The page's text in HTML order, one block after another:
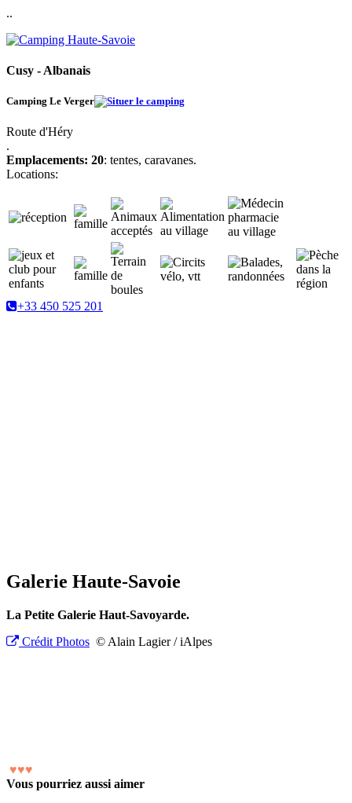
..
Cusy - Albanais
Camping Le Verger
Route d'Héry
.
Emplacements: 20: tentes, caravanes.
Locations:
+33 450 525 201
Galerie Haute-Savoie
La Petite Galerie Haut-Savoyarde.
Crédit Photos © Alain Lagier / iAlpes
♥♥♥
Vous pourriez aussi aimer